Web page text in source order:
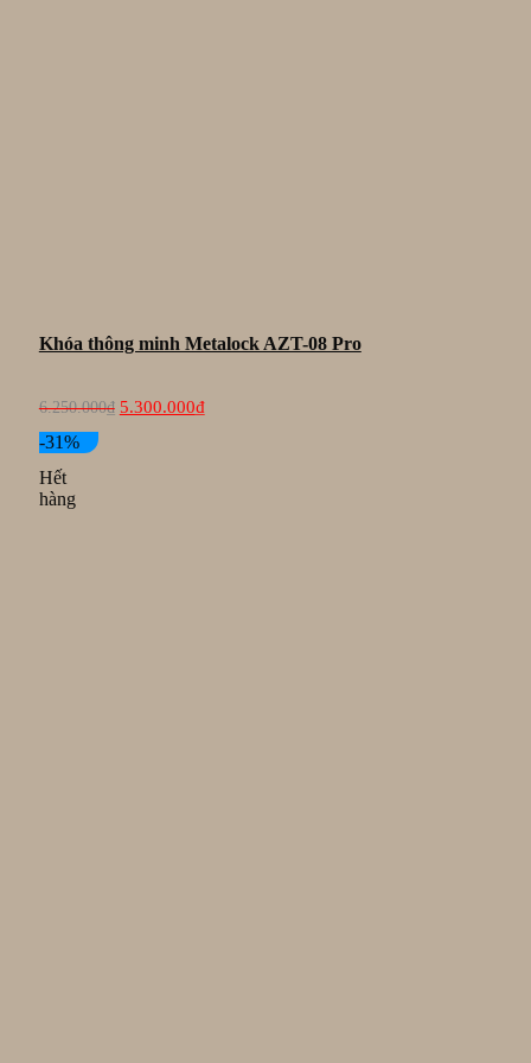
Khóa thông minh Metalock AZT-08 Pro
6.250.000₫
Giá
gốc
5.300.000₫Giá
hiện
-31%
Hết
hàng